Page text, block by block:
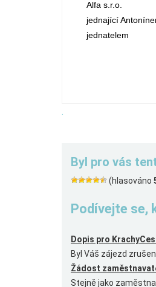
Alfa
jednající
jednatelem
.
Byl pro vás
(hlasováno
Podívejte se,
Dopis pro
Byl Váš zájezd
Žádost
Stejně jako